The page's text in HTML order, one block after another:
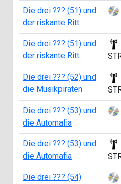
Die drei ??? (51) und
der riskante Ritt
Die drei ??? (51) und
der riskante Ritt
Die drei ??? (52) und
die Musikpiraten
Die drei ??? (53) und
die Automafia
Die drei ??? (53) und
die Automafia
Die drei ??? (54)